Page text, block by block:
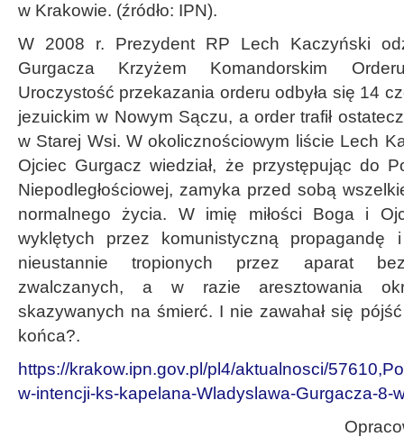
w Krakowie. (źródło: IPN).
W 2008 r. Prezydent RP Lech Kaczyński
Gurgacza Krzyżem Komandorskim
Uroczystość przekazania orderu odbyła się 14
jezuickim w Nowym Sączu, a order trafił
w Starej Wsi. W okolicznościowym liście Lech
Ojciec Gurgacz wiedział, że przystępując do
Niepodległościowej, zamyka przed sobą
normalnego życia. W imię miłości Boga i
wyklętych przez komunistyczną propagandę
nieustannie tropionych przez aparat
zwalczanych, a w razie aresztowania
skazywanych na śmierć. I nie zawahał się
końca?.
https://krakow.ipn.gov.pl/pl4/aktualnosci/
w-intencji-ks-kapelana-Wladyslawa-Gurgacza-8-